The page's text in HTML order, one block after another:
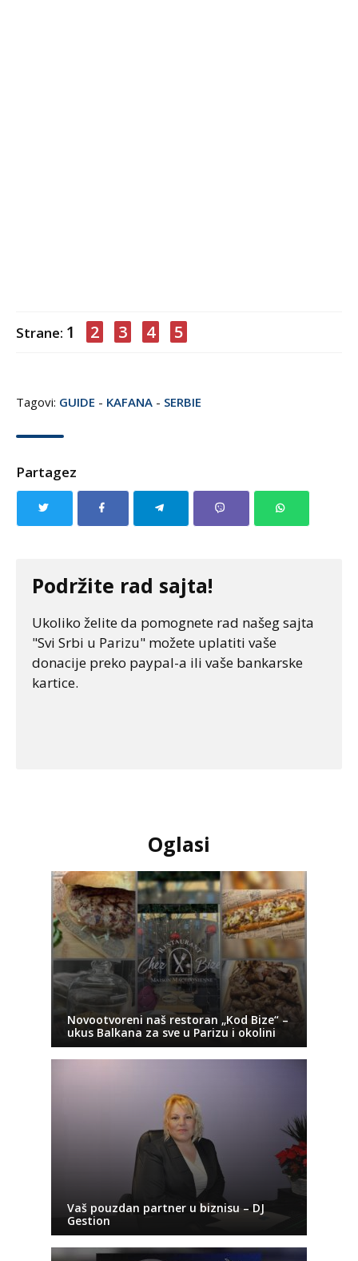
Strane: 1 2 3 4 5
Tagovi: GUIDE - KAFANA - SERBIE
Partagez
Podržite rad sajta!
Ukoliko želite da pomognete rad našeg sajta
"Svi Srbi u Parizu" možete uplatiti vaše
donacije preko paypal-a ili vaše bankarske
kartice.
Oglasi
Novootvoreni naš restoran „Kod Bize“ –
ukus Balkana za sve u Parizu i okolini
Vaš pouzdan partner u biznisu – DJ
Gestion